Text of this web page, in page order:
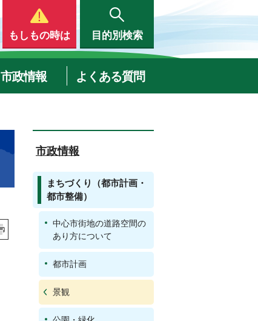
もしもの時は 目的別検索
市政情報 よくある質問
市政情報
まちづくり（都市計画・
都市整備）
中心市街地の道路空間の
あり方について
都市計画
景観